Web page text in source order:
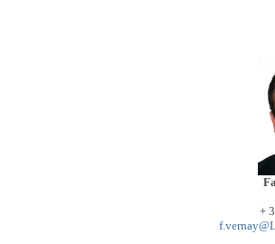
+